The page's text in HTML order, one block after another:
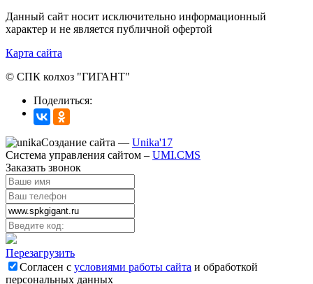
Данный сайт носит исключительно информационный
характер и не является публичной офертой
Карта сайта
© СПК колхоз "ГИГАНТ"
Поделиться:
Создание сайта — Unika'17
Система управления сайтом – UMI.CMS
Заказать звонок
Перезагрузить
Согласен с условиями работы сайта и обработкой
персональных данных